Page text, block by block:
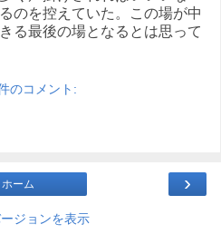
のを控えていた。この場が中
る最後の場となるとは思って
のコメント:
›
ホーム
ジョンを表示